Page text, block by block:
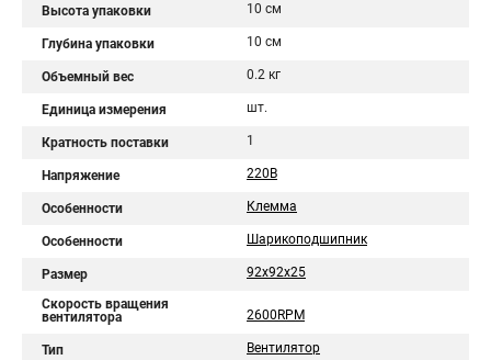
Высота упаковки 10 см
Глубина упаковки 10 см
Объемный вес 0.2 кг
Единица измерения шт.
Кратность поставки 1
Напряжение 220В
Особенности Клемма
Особенности Шарикоподшипник
Размер 92x92x25
Скорость вращения
вентилятора
2600RPM
Тип Вентилятор